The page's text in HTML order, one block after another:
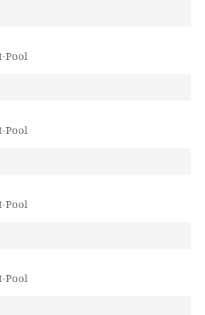
Pool
Pool
Pool
Pool